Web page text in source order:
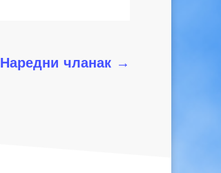
Наредни чланак →